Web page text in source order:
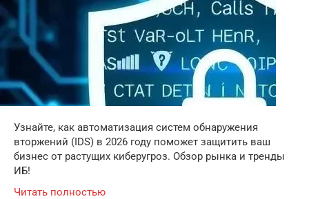
Узнайте, как автоматизация систем обнаружения
вторжений (IDS) в 2026 году поможет защитить ваш
бизнес от растущих киберугроз. Обзор рынка и тренды
ИБ!
Читать полностью